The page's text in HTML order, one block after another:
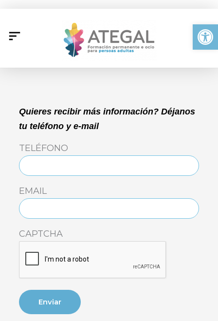
contenido
Quieres recibir más información? Déjanos
tu teléfono y e-mail
TELÉFONO
EMAIL
CAPTCHA